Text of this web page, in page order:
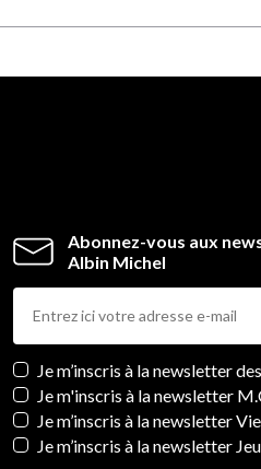
Abonnez-vous aux
Albin Michel
Newsletters
Je m’inscris à la newsletter
Je m'inscris à la newsletter
Je m’inscris à la newsletter
Je m’inscris à la newsletter